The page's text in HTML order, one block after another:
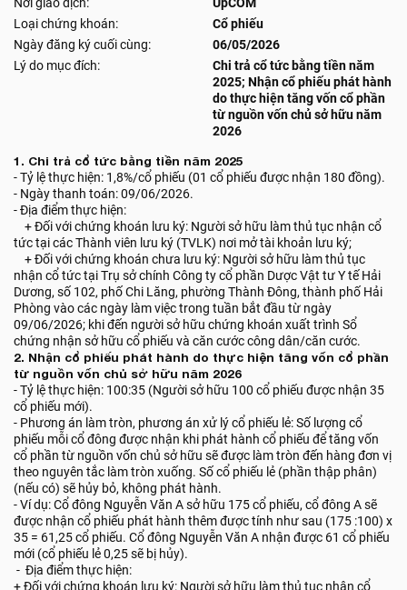
Loại chứng khoán:
Cổ phiếu
Ngày đăng ký cuối cùng:
06/05/2026
Lý do mục đích:
Chi trả cổ tức bằng tiền năm
2025; Nhận cổ phiếu phát hành
do thực hiện tăng vốn cổ phần
từ nguồn vốn chủ sở hữu năm
2026
1. Chi trả cổ tức bằng tiền năm 2025
- Tỷ lệ thực hiện: 1,8%/cổ phiếu (01 cổ phiếu được nhận 180 đồng).
- Ngày thanh toán: 09/06/2026.
- Địa điểm thực hiện:
+ Đối với chứng khoán lưu ký: Người sở hữu làm thủ tục nhận cổ
tức tại các Thành viên lưu ký (TVLK) nơi mở tài khoản lưu ký;
+ Đối với chứng khoán chưa lưu ký: Người sở hữu làm thủ tục
nhận cổ tức tại Trụ sở chính Công ty cổ phần Dược Vật tư Y tế Hải
Dương, số 102, phố Chi Lăng, phường Thành Đông, thành phố Hải
Phòng vào các ngày làm việc trong tuần bắt đầu từ ngày
09/06/2026; khi đến người sở hữu chứng khoán xuất trình Sổ
chứng nhận sở hữu cổ phiếu và căn cước công dân/căn cước.
2. Nhận cổ phiếu phát hành do thực hiện tăng vốn cổ phần
từ nguồn vốn chủ sở hữu năm 2026
- Tỷ lệ thực hiện: 100:35 (Người sở hữu 100 cổ phiếu được nhận 35
cổ phiếu mới).
- Phương án làm tròn, phương án xử lý cổ phiếu lẻ: Số lượng cổ
phiếu mỗi cổ đông được nhận khi phát hành cổ phiếu để tăng vốn
cổ phần từ nguồn vốn chủ sở hữu sẽ được làm tròn đến hàng đơn vị
theo nguyên tắc làm tròn xuống. Số cổ phiếu lẻ (phần thập phân)
(nếu có) sẽ hủy bỏ, không phát hành.
- Ví dụ: Cổ đông Nguyễn Văn A sở hữu 175 cổ phiếu, cổ đông A sẽ
được nhận cổ phiếu phát hành thêm được tính như sau (175 :100) x
35 = 61,25 cổ phiếu. Cổ đông Nguyễn Văn A nhận được 61 cổ phiếu
mới (cổ phiếu lẻ 0,25 sẽ bị hủy).
- Địa điểm thực hiện:
+ Đối với chứng khoán lưu ký: Người sở hữu làm thủ tục nhận cổ